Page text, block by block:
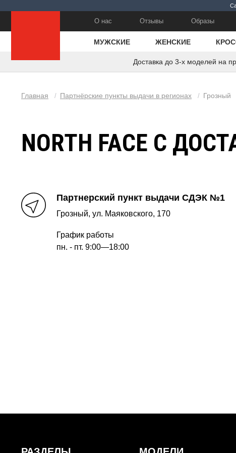
О нас Отзывы Образы
МУЖСКИЕ ЖЕНСКИЕ
Доставка до 3-х моделей на
Главная / Партнёрские пункты выдачи в регионах / Грозный
NORTH FACE С
Партнерский пункт выдачи СДЭК №1
Грозный, ул. Маяковского, 170
График работы
пн. - пт. 9:00—18:00